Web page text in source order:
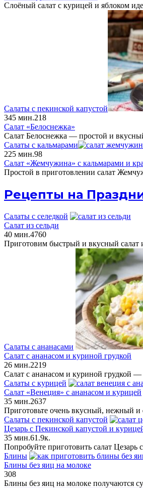
Слоёный салат с курицей и яблоком
Салаты с пекинской капустой
345 мин.218
Салат «Белоснежка»
Салат Белоснежка — простой и
Салаты с кальмарами
225 мин.98
Салат «Жемчужина» с кальмарами и
Простой в приготовлении салат
Рецепты на
Салаты с селедкой
Салат из сельди
40 мин.4760
Приготовим быстрый и вкусный салат
Салаты с ананасами
Салат с ананасом и куриной грудкой
26 мин.2219
Салат с ананасом и куриной грудкой
Салаты с курицей
Салат «Венеция» с ананасом и курицей
35 мин.2637
Приготовьте очень вкусный, нежный и
Салаты с пекинской капустой
Цезарь с Пекинской капустой и
35 мин.61.9к.
Попробуйте приготовить салат
Блины
Блины без яиц на молоке
308
Блины без яиц на молоке получаются